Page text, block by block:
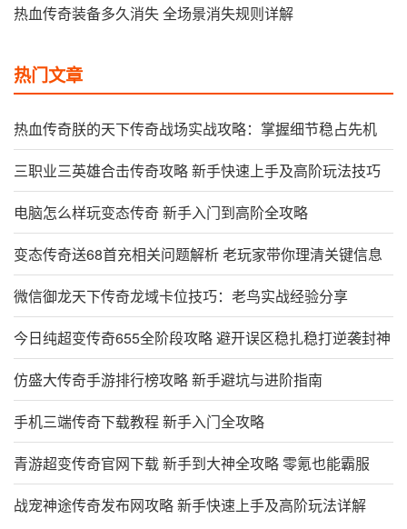
热血传奇装备多久消失 全场景消失规则详解
热门文章
热血传奇朕的天下传奇战场实战攻略：掌握细节稳占先机
三职业三英雄合击传奇攻略 新手快速上手及高阶玩法技巧
电脑怎么样玩变态传奇 新手入门到高阶全攻略
变态传奇送68首充相关问题解析 老玩家带你理清关键信息
微信御龙天下传奇龙域卡位技巧：老鸟实战经验分享
今日纯超变传奇655全阶段攻略 避开误区稳扎稳打逆袭封神
仿盛大传奇手游排行榜攻略 新手避坑与进阶指南
手机三端传奇下载教程 新手入门全攻略
青游超变传奇官网下载 新手到大神全攻略 零氪也能霸服
战宠神途传奇发布网攻略 新手快速上手及高阶玩法详解